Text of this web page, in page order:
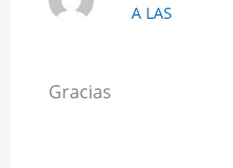
A LAS
Gracias